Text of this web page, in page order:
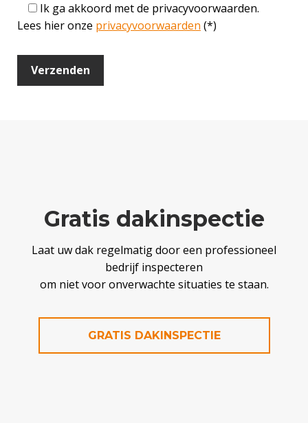
Ik ga akkoord met de privacyvoorwaarden.
Lees hier onze privacyvoorwaarden (*)
Gratis dakinspectie
Laat uw dak regelmatig door een professioneel
bedrijf inspecteren
om niet voor onverwachte situaties te staan.
GRATIS DAKINSPECTIE